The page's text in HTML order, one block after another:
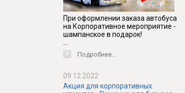
При оформлении заказа автобуса
на Корпоративное мероприятие -
шампанское в подарок!
Подробнее...
09.12.2022
Акция для корпоративных